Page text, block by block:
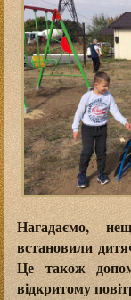
Нагадаємо,
встановили
Це також
відкритому